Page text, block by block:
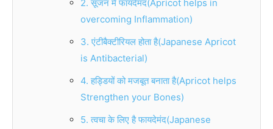
2. सूजन में फायदेमंद(Apricot helps in
overcoming Inflammation)
3. एंटीबैक्टीरियल होता है(Japanese Apricot
is Antibacterial)
4. हड्डियों को मजबूत बनाता है(Apricot helps
Strengthen your Bones)
5. त्वचा के लिए है फायदेमंद(Japanese